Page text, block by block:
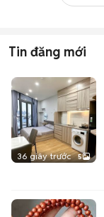
Tin đăng mới
36 giây trước 5